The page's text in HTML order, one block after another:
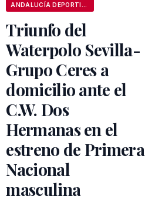
Triunfo del
Waterpolo Sevilla-
Grupo Ceres a
domicilio ante el
C.W. Dos
Hermanas en el
estreno de Primera
Nacional
masculina